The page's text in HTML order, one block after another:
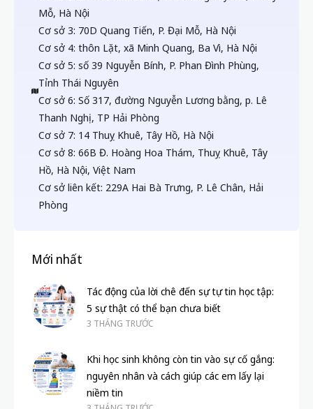
Mỗ, Hà Nội
Cơ sở 3: 70D Quang Tiến, P. Đại Mỗ, Hà Nội
Cơ sở 4: thôn Lặt, xã Minh Quang, Ba Vì, Hà Nội
Cơ sở 5: số 39 Nguyễn Bính, P. Phan Đình Phùng,
Tỉnh Thái Nguyên
Cơ sở 6: Số 317, đường Nguyễn Lương bằng, p. Lê
Thanh Nghị, TP Hải Phòng
Cơ sở 7: 14 Thuỵ Khuê, Tây Hồ, Hà Nội
Cơ sở 8: 66B Đ. Hoàng Hoa Thám, Thuỵ Khuê, Tây
Hồ, Hà Nội, Việt Nam
Cơ sở liên kết: 229A Hai Bà Trưng, P. Lê Chân, Hải
Phòng
Mới nhất
Tác động của lời chê đến sự tự tin học tập:
5 sự thật có thể bạn chưa biết
3 THÁNG TRƯỚC
Khi học sinh không còn tin vào sự cố gắng:
nguyên nhân và cách giúp các em lấy lại
niềm tin